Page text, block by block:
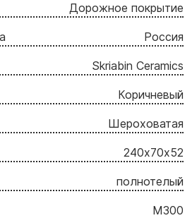
Дорожное покрытие
Россия
Skriabin Ceramics
Коричневый
Шероховатая
240х70х52
полнотелый
М300